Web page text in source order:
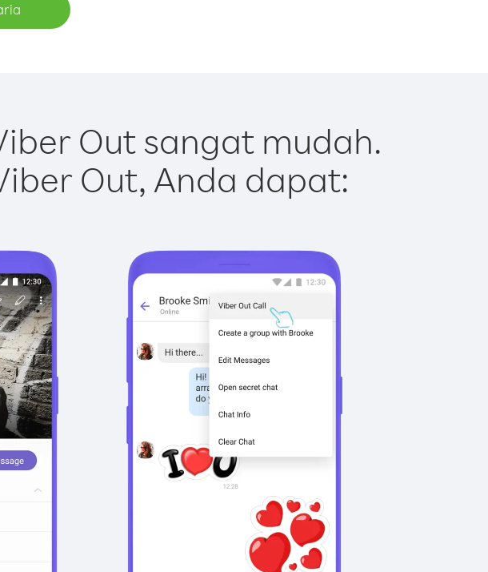
Out sangat mudah.
Out, Anda dapat: